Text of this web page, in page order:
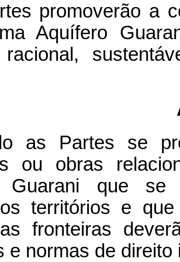
promoverão a
Aquífero
racional,
as Partes se
ou obras
Guarani que se
territórios e
fronteiras
e normas de